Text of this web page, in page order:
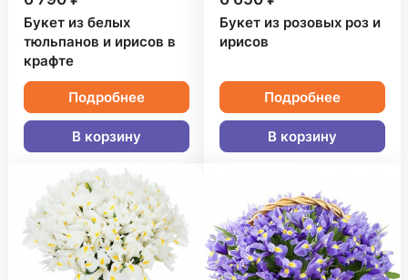
Букет из белых
тюльпанов и ирисов в
крафте
Подробнее
В корзину
Букет из розовых роз и
ирисов
Подробнее
В корзину